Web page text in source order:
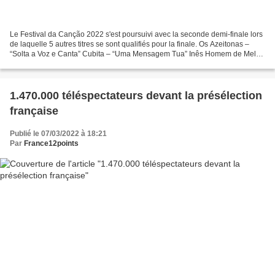
Le Festival da Canção 2022 s'est poursuivi avec la seconde demi-finale lors
de laquelle 5 autres titres se sont qualifiés pour la finale. Os Azeitonas –
“Solta a Voz e Canta” Cubita – “Uma Mensagem Tua” Inês Homem de Melo
1.470.000 téléspectateurs devant la présélection
française
Publié le 07/03/2022 à 18:21
Par France12points